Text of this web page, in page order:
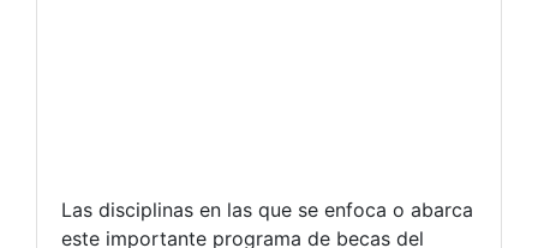
Las disciplinas en las que se enfoca o abarca
este importante programa de becas del